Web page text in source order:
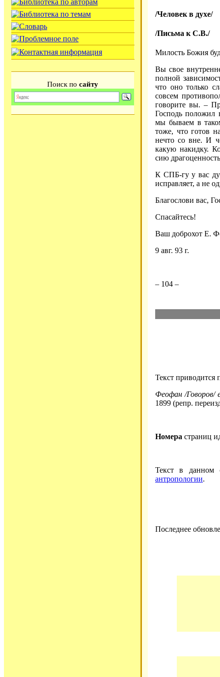
Поиск по сайту
/Человек в духе/
/Письма к С.В./
Милость Божия
Вы свое
полной
что оно только
совсем
говорите вы. –
Господь положил
мы бываем в
тоже, что готов
нечто со вне. И
какую накидку.
сию
К СПБ-гу у вас
исправляет, а не
Благослови вас,
Спасайтесь!
Ваш доброхот Е.
9 авг. 93 г.
– 104 –
Текст приводится
Феофан /Говоров/
1899 (репр.
Номера страниц
Текст в
антропологии.
Последнее